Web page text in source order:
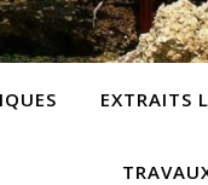
EXTRAITS